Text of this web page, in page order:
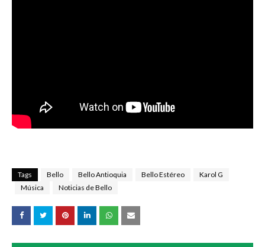
Tags Bello Bello Antioquia Bello Estéreo
Karol G
Música
Noticias de Bello